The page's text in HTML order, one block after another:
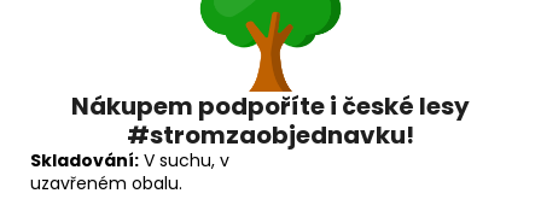
Nákupem podpoříte i české lesy
#stromzaobjednavku!
Skladování: V suchu, v
uzavřeném obalu.